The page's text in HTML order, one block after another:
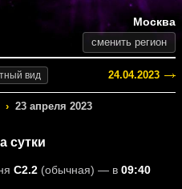
Москва
сменить регион
вид 24.04.2023
› 23 апреля 2023
сутки
C2.2 (обычная) — в 09:40